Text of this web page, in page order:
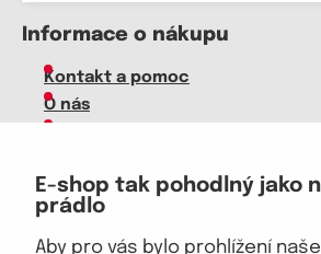
E-shop tak pohodlný jako
prádlo
Aby pro vás bylo prohlížení
Informace o nákupu
Kontakt a pomoc
O nás
Velkoobchod
Vrácení zboží, reklamace
Obchodní podmínky